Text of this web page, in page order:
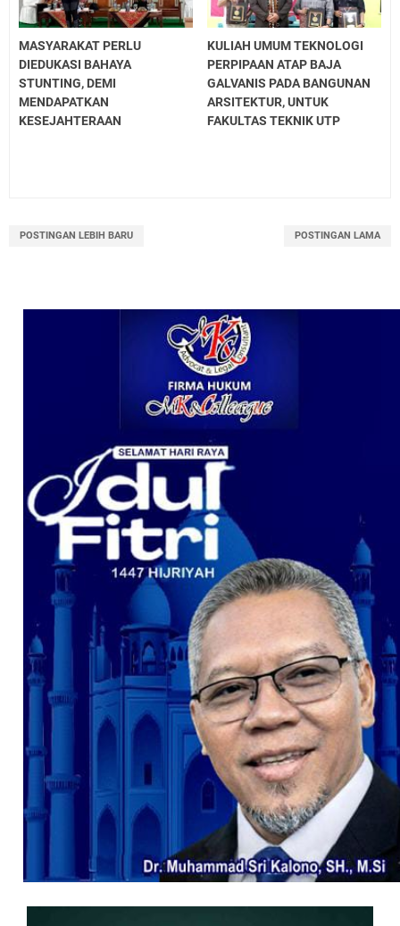
MASYARAKAT PERLU
DIEDUKASI BAHAYA
STUNTING, DEMI
MENDAPATKAN
KESEJAHTERAAN
KULIAH UMUM TEKNOLOGI
PERPIPAAN ATAP BAJA
GALVANIS PADA BANGUNAN
ARSITEKTUR, UNTUK
FAKULTAS TEKNIK UTP
POSTINGAN LEBIH BARU POSTINGAN LAMA